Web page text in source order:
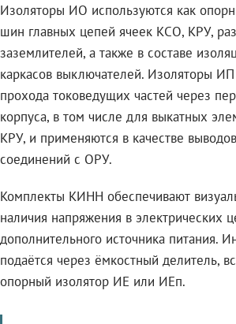
Изоляторы ИО используются как
шин главных цепей ячеек КСО, КРУ,
заземлителей, а также в составе
каркасов выключателей. Изоляторы
прохода токоведущих частей через
корпуса, в том числе для выкатных
КРУ, и применяются в качестве
соединений с ОРУ.
Комплекты КИНН обеспечивают
наличия напряжения в электрических
дополнительного источника питания.
подаётся через ёмкостный делитель,
опорный изолятор ИЕ или ИЕп.